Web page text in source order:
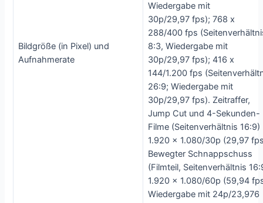
Bildgröße (in Pixel) und
Aufnahmerate
Wiedergabe mit
30p/29,97 fps); 768 x
288/400 fps
8:3, Wiedergabe mit
30p/29,97 fps); 416 x
144/1.200 fps
26:9; Wiedergabe mit
30p/29,97 fps). Zeitraffer,
Jump Cut und 4-Sekunden-
Filme (Seitenverhältnis 16:9)
1.920 x 1.080/30p (29,97
Bewegter Schnappschuss
(Filmteil, Seitenverhältnis
1.920 x 1.080/60p (59,94
Wiedergabe mit 24p/23,976